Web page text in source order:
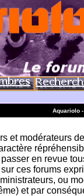
Aquariolo
et modérateurs
en revue
ces forums
ou
et par